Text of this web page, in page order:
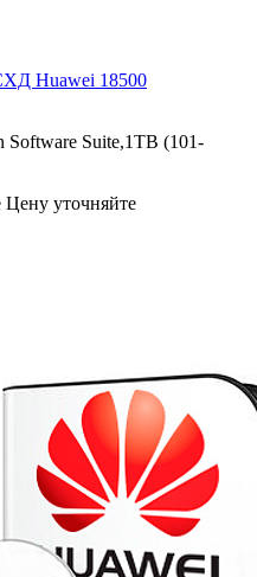
Huawei 18500
Software Suite,1TB (101-
Цену уточняйте